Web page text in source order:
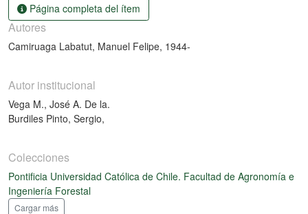
Página completa del ítem
Autores
Camiruaga Labatut, Manuel Felipe, 1944-
Autor institucional
Vega M., José A. De la.
Burdiles Pinto, Sergio,
Colecciones
Pontificia Universidad Católica de Chile. Facultad de Agronomía e
Ingeniería Forestal
Cargar más